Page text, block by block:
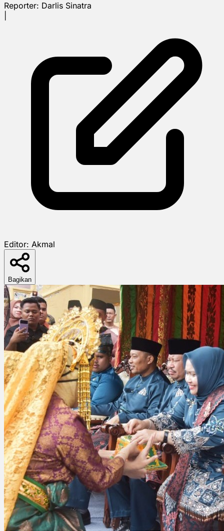
Reporter: Darlis Sinatra
Editor: Akmal
Bagikan